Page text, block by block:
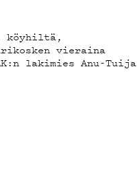
köyhiltä,
vieraina
lakimies Anu-Tuija